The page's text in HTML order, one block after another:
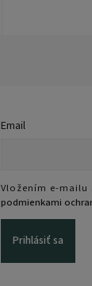
Email
Vložením e-mailu
podmienkami
Prihlásiť sa